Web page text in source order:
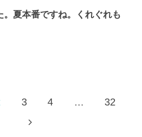
。夏本番ですね。くれぐれも
3 4 … 32